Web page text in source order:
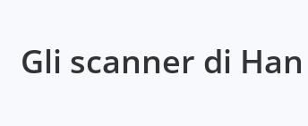
Gli scanner di